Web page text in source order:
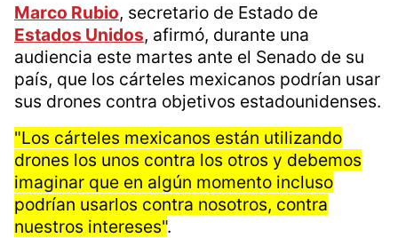
Marco Rubio, secretario de Estado de
Estados Unidos, afirmó, durante una
audiencia este martes ante el Senado de su
país, que los cárteles mexicanos podrían usar
sus drones contra objetivos estadounidenses.
"Los cárteles mexicanos están utilizando
drones los unos contra los otros y debemos
imaginar que en algún momento incluso
podrían usarlos contra nosotros, contra
nuestros intereses".